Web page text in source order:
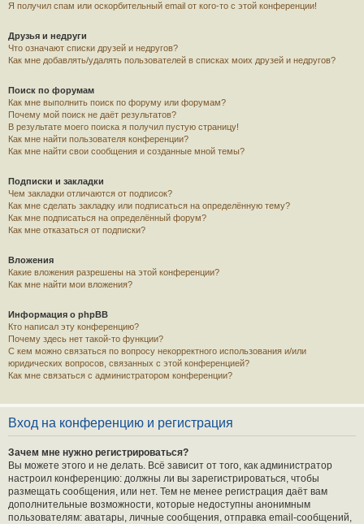
Я получил спам или оскорбительный email от кого-то с этой конференции!
Друзья и недруги
Что означают списки друзей и недругов?
Как мне добавлять/удалять пользователей в списках моих друзей и недругов?
Поиск по форумам
Как мне выполнить поиск по форуму или форумам?
Почему мой поиск не даёт результатов?
В результате моего поиска я получил пустую страницу!
Как мне найти пользователя конференции?
Как мне найти свои сообщения и созданные мной темы?
Подписки и закладки
Чем закладки отличаются от подписок?
Как мне сделать закладку или подписаться на определённую тему?
Как мне подписаться на определённый форум?
Как мне отказаться от подписки?
Вложения
Какие вложения разрешены на этой конференции?
Как мне найти мои вложения?
Информация о phpBB
Кто написал эту конференцию?
Почему здесь нет такой-то функции?
С кем можно связаться по вопросу некорректного использования и/или
юридических вопросов, связанных с этой конференцией?
Как мне связаться с администратором конференции?
Вход на конференцию и регистрация
Зачем мне нужно регистрироваться?
Вы можете этого и не делать. Всё зависит от того, как администратор
настроил конференцию: должны ли вы зарегистрироваться, чтобы
размещать сообщения, или нет. Тем не менее регистрация даёт вам
дополнительные возможности, которые недоступны анонимным
пользователям: аватары, личные сообщения, отправка email-сообщений,